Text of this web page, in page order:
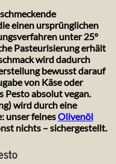
einen ursprünglichen
unter 25°
Pasteurisierung erhält
wird dadurch
bewusst darauf
von Käse oder
Pesto absolut vegan.
wird durch eine
unser feinesOlivenöl
nichts – sichergestellt.